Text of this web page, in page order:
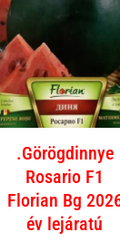
.Görögdinnye
Rosario F1
Florian Bg
év lejáratú